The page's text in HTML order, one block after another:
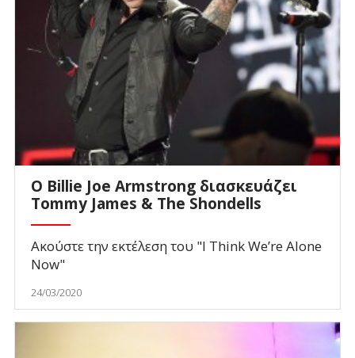
Ο Billie Joe Armstrong διασκευάζει
Tommy James & The Shondells
Ακούστε την εκτέλεση του "I Think We’re Alone
Now"
24/03/2020